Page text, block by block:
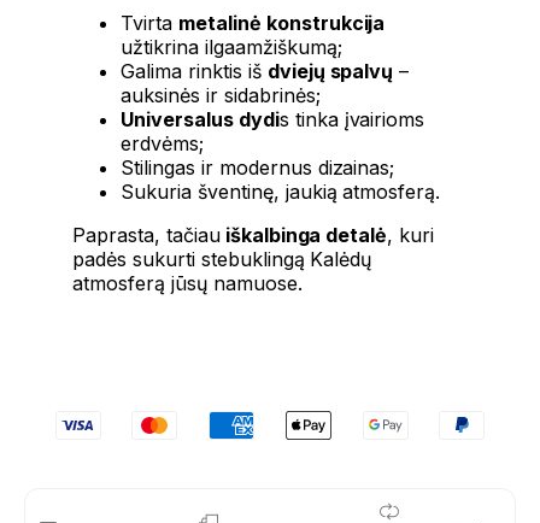
Tvirta metalinė konstrukcija
užtikrina ilgaamžiškumą;
Galima rinktis iš dviejų spalvų –
auksinės ir sidabrinės;
Universalus dydis tinka įvairioms
erdvėms;
Stilingas ir modernus dizainas;
Sukuria šventinę, jaukią atmosferą.
Paprasta, tačiauiškalbinga detalė, kuri
padės sukurti stebuklingą Kalėdų
atmosferą jūsų namuose.